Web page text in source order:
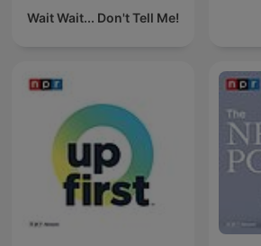
Wait Wait... Don't Tell Me!